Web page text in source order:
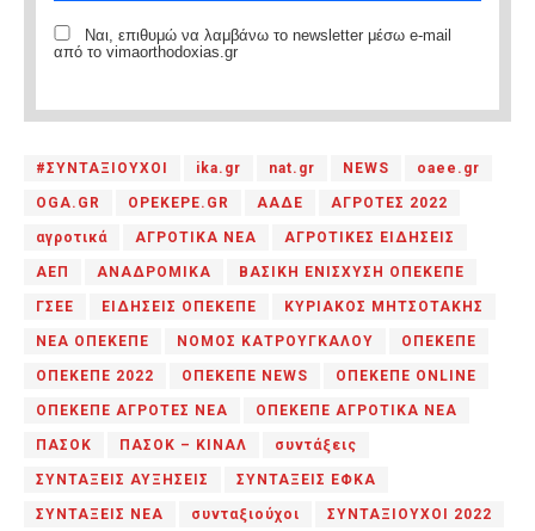
Ναι, επιθυμώ να λαμβάνω το newsletter μέσω e-mail
από το vimaorthodoxias.gr
#ΣΥΝΤΑΞΙΟΥΧΟΙ ika.gr nat.gr NEWS oaee.gr
OGA.GR OPEKEPE.GR ΑΑΔΕ ΑΓΡΟΤΕΣ 2022
αγροτικά ΑΓΡΟΤΙΚΑ ΝΕΑ ΑΓΡΟΤΙΚΕΣ ΕΙΔΗΣΕΙΣ
ΑΕΠ ΑΝΑΔΡΟΜΙΚΑ ΒΑΣΙΚΗ ΕΝΙΣΧΥΣΗ ΟΠΕΚΕΠΕ
ΓΣΕΕ ΕΙΔΗΣΕΙΣ ΟΠΕΚΕΠΕ ΚΥΡΙΑΚΟΣ ΜΗΤΣΟΤΑΚΗΣ
ΝΕΑ ΟΠΕΚΕΠΕ ΝΟΜΟΣ ΚΑΤΡΟΥΓΚΑΛΟΥ ΟΠΕΚΕΠΕ
ΟΠΕΚΕΠΕ 2022 ΟΠΕΚΕΠΕ NEWS ΟΠΕΚΕΠΕ ONLINE
ΟΠΕΚΕΠΕ ΑΓΡΟΤΕΣ ΝΕΑ ΟΠΕΚΕΠΕ ΑΓΡΟΤΙΚΑ ΝΕΑ
ΠΑΣΟΚ ΠΑΣΟΚ – ΚΙΝΑΛ συντάξεις
ΣΥΝΤΑΞΕΙΣ ΑΥΞΗΣΕΙΣ ΣΥΝΤΑΞΕΙΣ ΕΦΚΑ
ΣΥΝΤΑΞΕΙΣ ΝΕΑ συνταξιούχοι ΣΥΝΤΑΞΙΟΥΧΟΙ 2022